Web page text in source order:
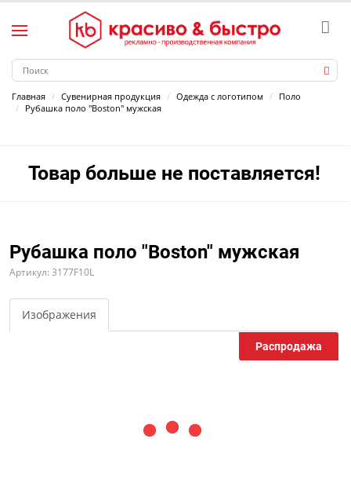
Главная Сувенирная продукция Одежда с логотипом
Поло
Рубашка поло "Boston" мужская
Товар больше не поставляется!
Рубашка поло "Boston" мужская
Артикул: 3177F10L
Изображения
Распродажа